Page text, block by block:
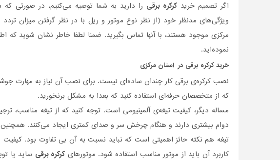
اگر تصمیم خریدکرکره برقی را دارید به شما توصیه می‌کنیم، در صورتی
ویژگی‌های مدنظر خود (از نظر نوع موتور و ریل با در نظر گرفتن میزان
مرکزی موجود هستند، با آنها تماس بگیرید. ضمنا لطفا خاطر نشان شوید که
نموده‌اید.
خرید کرکره برقی در استان مرکزی
نصب کرکره‌ی برقی کار چندان ساده‌ای نیست. برای نصب آن نیاز به مهارت
که از متخصصان حرفه‌ای استفاده کنید که بعدا به مشکل برنخورید.
دوام بیشتری دارند و هنگام چرخش سر و صدای کمتری ایجاد می‌کنند.
تیغه هم نکته حائز اهمیتی است که نباید نسبت به آن بی تفاوت بود. کیفیت
کاربرد آن باید از موتور مناسب استفاده شود. موتورهای کرکره برقی ساید یا